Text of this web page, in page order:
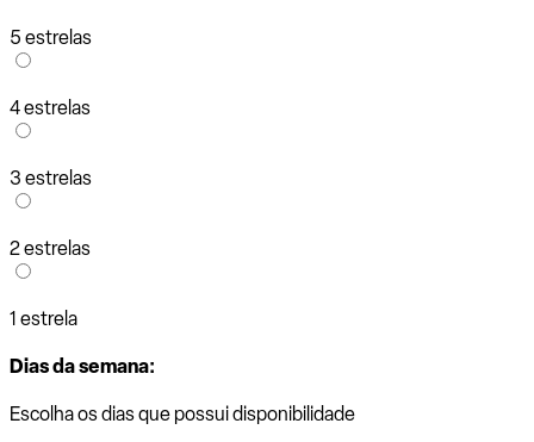
5 estrelas
4 estrelas
3 estrelas
2 estrelas
1 estrela
Dias da semana:
Escolha os dias que possui disponibilidade